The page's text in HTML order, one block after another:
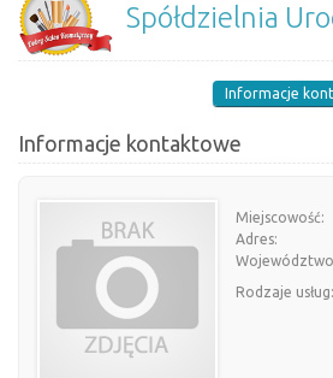
Spółdzielnia
Informacje
Informacje kontaktowe
Miejscowość:
Adres:
Rodzaje usług: